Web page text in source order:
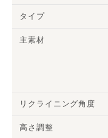
タイプ
主素材
リクライニング角度
高さ調整